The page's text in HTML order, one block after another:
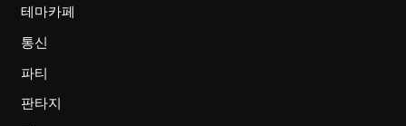
테마카페
통신
파티
판타지